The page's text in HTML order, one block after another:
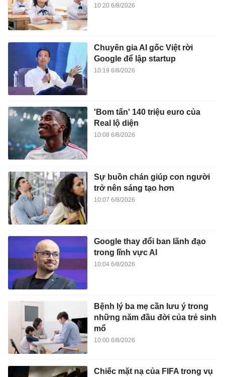
10:20 6/8/2026
Chuyên gia AI gốc Việt rời
Google để lập startup
10:19 6/8/2026
'Bom tấn' 140 triệu euro của
Real lộ diện
10:08 6/8/2026
Sự buồn chán giúp con người
trở nên sáng tạo hơn
10:07 6/8/2026
Google thay đổi ban lãnh đạo
trong lĩnh vực AI
10:04 6/8/2026
Bệnh lý ba mẹ cần lưu ý trong
những năm đầu đời của trẻ sinh
mổ
10:00 6/8/2026
Chiếc mặt nạ của FIFA trong vụ